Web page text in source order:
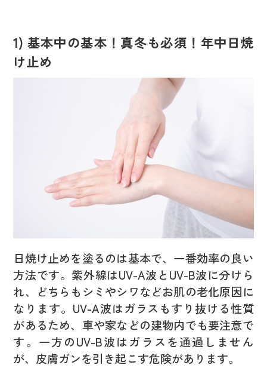
1) 基本中の基本！真冬も必須！年中日焼
け止め
日焼け止めを塗るのは基本で、一番効率の良い
方法です。紫外線はUV-A波とUV-B波に分けら
れ、どちらもシミやシワなどお肌の老化原因に
なります。UV-A波はガラスもすり抜ける性質
があるため、車や家などの建物内でも要注意で
す。一方のUV-B波はガラスを通過しません
が、皮膚ガンを引き起こす危険があります。